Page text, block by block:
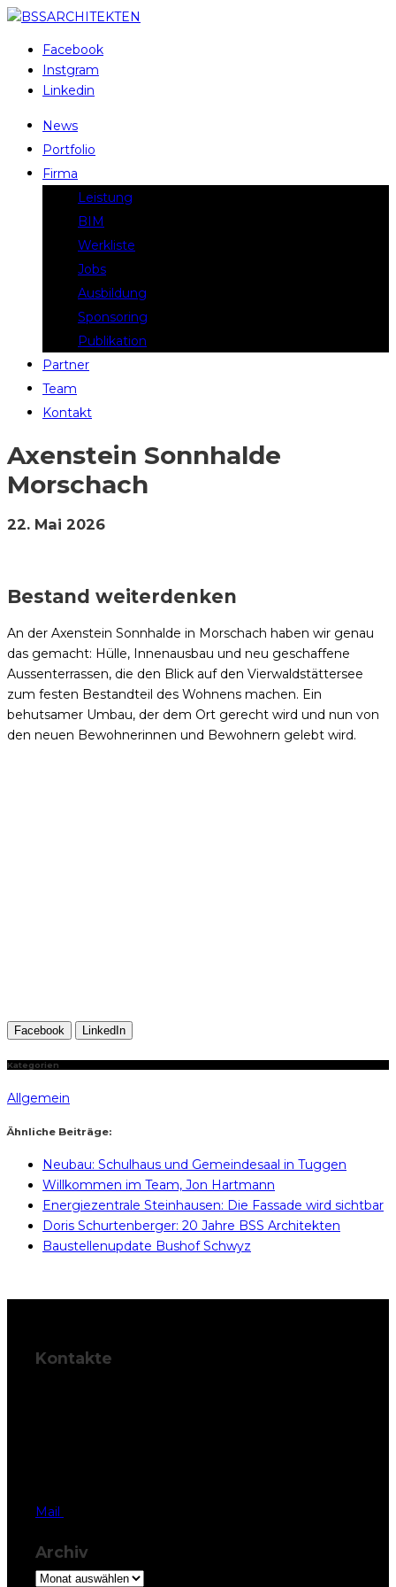
Facebook
Instgram
Linkedin
News
Portfolio
Firma
Leistung
BIM
Werkliste
Jobs
Ausbildung
Sponsoring
Publikation
Partner
Team
Kontakt
Axenstein Sonnhalde
Morschach
22. Mai 2026
Bestand weiterdenken
An der Axenstein Sonnhalde in Morschach haben wir genau
das gemacht: Hülle, Innenausbau und neu geschaffene
Aussenterrassen, die den Blick auf den Vierwaldstättersee
zum festen Bestandteil des Wohnens machen. Ein
behutsamer Umbau, der dem Ort gerecht wird und nun von
den neuen Bewohnerinnen und Bewohnern gelebt wird.
Facebook LinkedIn
Kategorien
Allgemein
Ähnliche Beiträge:
Neubau: Schulhaus und Gemeindesaal in Tuggen
Willkommen im Team, Jon Hartmann
Energiezentrale Steinhausen: Die Fassade wird sichtbar
Doris Schurtenberger: 20 Jahre BSS Architekten
Baustellenupdate Bushof Schwyz
Kontakte
Mail
Archiv
Archiv